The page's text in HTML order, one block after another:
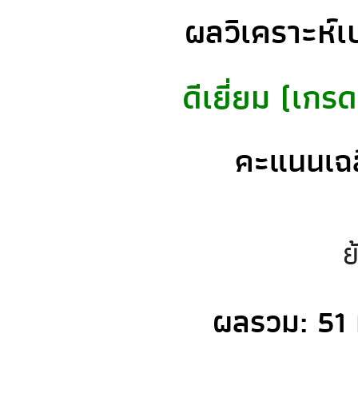
ผลวิเคราะห์
ดีเยี่ยม (เกร
คะแนนเ
ผลรวม: 51